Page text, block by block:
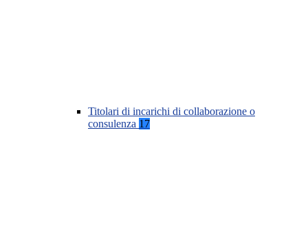
Titolari di incarichi di collaborazione o
consulenza 17